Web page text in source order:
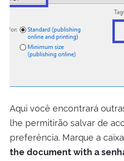
Aqui você encontrará
lhe permitirão salvar de
preferência. Marque a
the document with a